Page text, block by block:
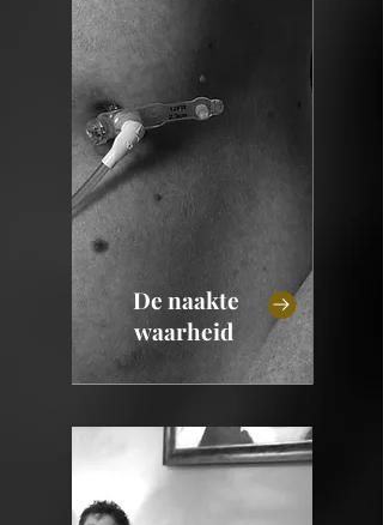
De naakte
waarheid